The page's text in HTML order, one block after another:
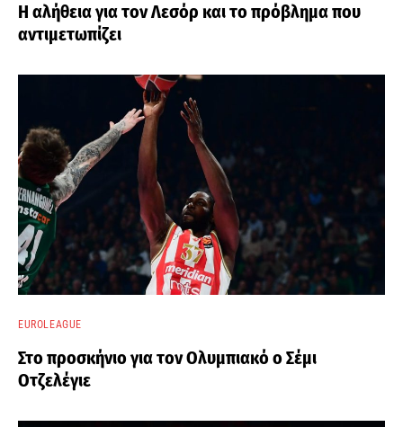
Η αλήθεια για τον Λεσόρ και το πρόβλημα που
αντιμετωπίζει
EUROLEAGUE
Στο προσκήνιο για τον Ολυμπιακό ο Σέμι
Οτζελέγιε